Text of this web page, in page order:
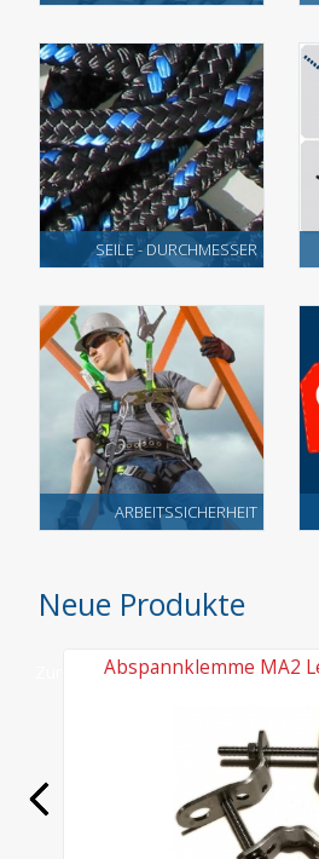
SEILE - DURCHMESSER
ARBEITSSICHERHEIT
Neue Produkte
Abspannklemme MA2